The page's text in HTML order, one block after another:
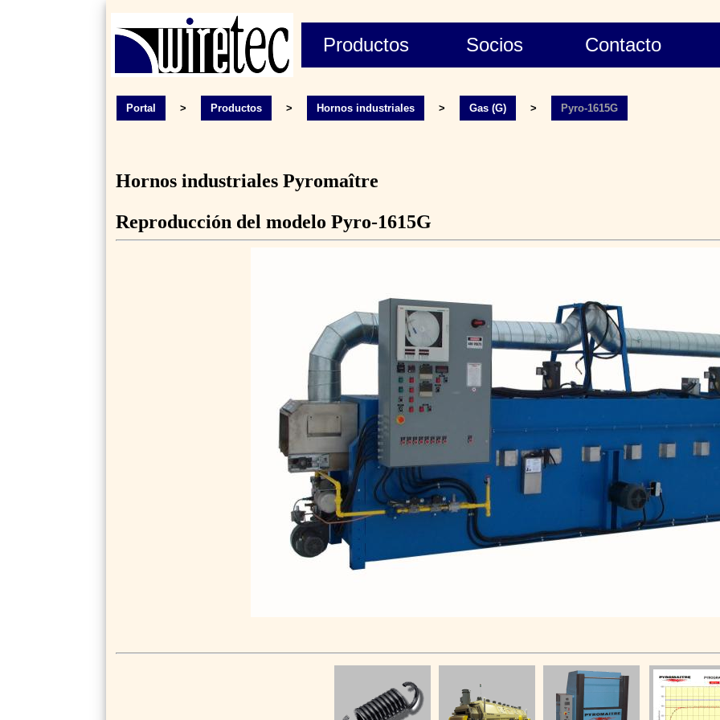
Productos Socios Contacto
Portal > Productos > Hornos industriales > Gas (G) > Pyro-1615G
Hornos industriales Pyromaître
Reproducción del modelo Pyro-1615G